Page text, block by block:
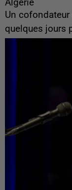
Algérie
Un
quelques jours